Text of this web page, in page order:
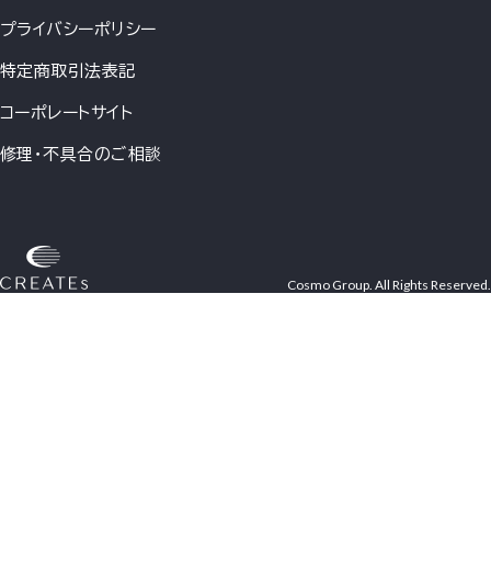
プライバシーポリシー
特定商取引法表記
コーポレートサイト
修理・不具合のご相談
Cosmo Group. All Rights Reserved.